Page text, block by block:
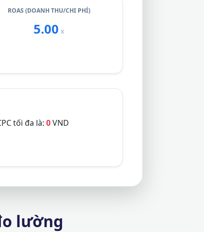
ROAS (DOANH THU/CHI PHÍ)
5.00 x
tối đa là: 0VND
lường